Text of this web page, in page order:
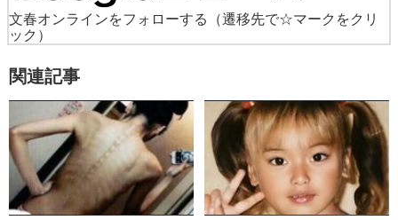
文春オンラインをフォローする
（遷移先で☆マークをクリ
ック）
関連記事